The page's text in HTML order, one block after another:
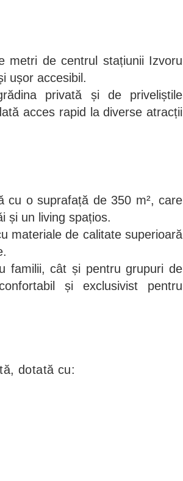
metri de centrul stațiunii Izvoru
ușor accesibil.
privată și de priveliștile
acces rapid la diverse atracții
cu o suprafață de 350 m², care
și un living spațios.
materiale de calitate superioară
familii, cât și pentru grupuri de
și exclusivist pentru
dotată cu: